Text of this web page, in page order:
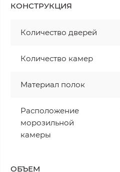
КОНСТРУКЦИЯ
Количество дверей
Количество камер
Материал полок
Расположение
морозильной
камеры
ОБЪЕМ